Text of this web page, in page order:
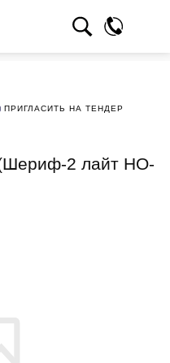
ПРИГЛАСИТЬ НА ТЕНДЕР
2 лайт НО-